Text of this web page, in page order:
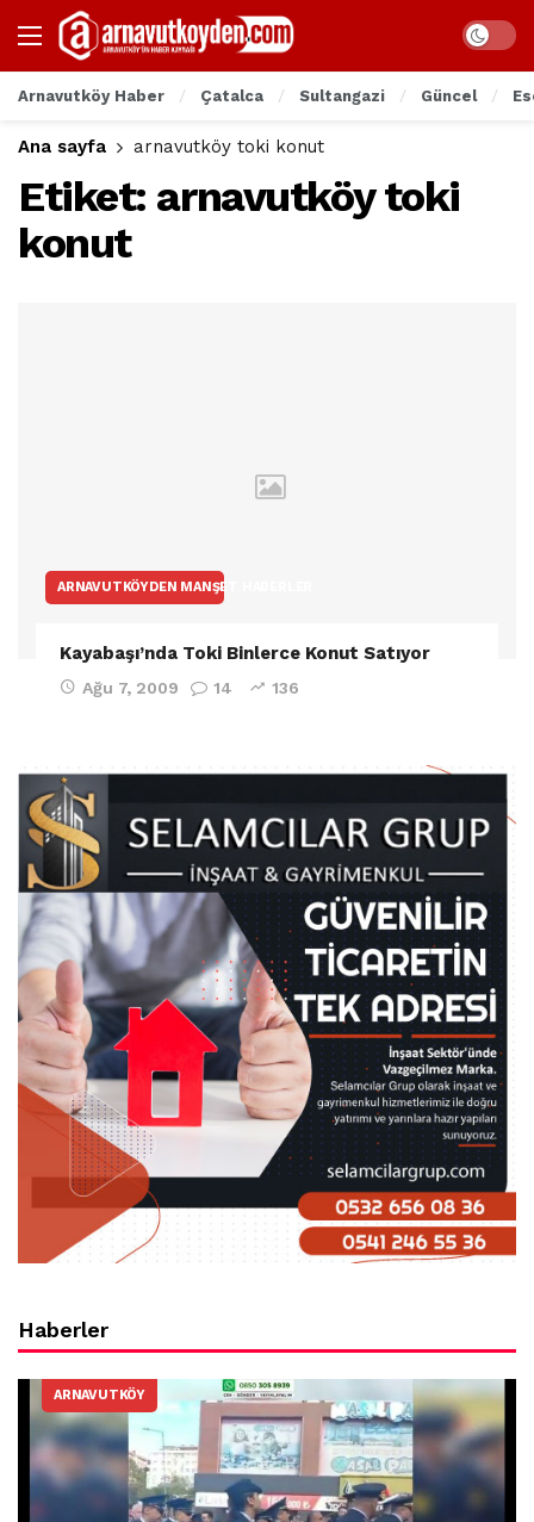
Arnavutköy Haber Çatalca Sultangazi Güncel
Ana sayfa arnavutköy toki konut
Etiket: arnavutköy toki
konut
ARNAVUTKÖYDEN MANŞET HABERLER
Kayabaşı’nda Toki Binlerce Konut Satıyor
Ağu 7, 2009 14 136
Haberler
ARNAVUTKÖY